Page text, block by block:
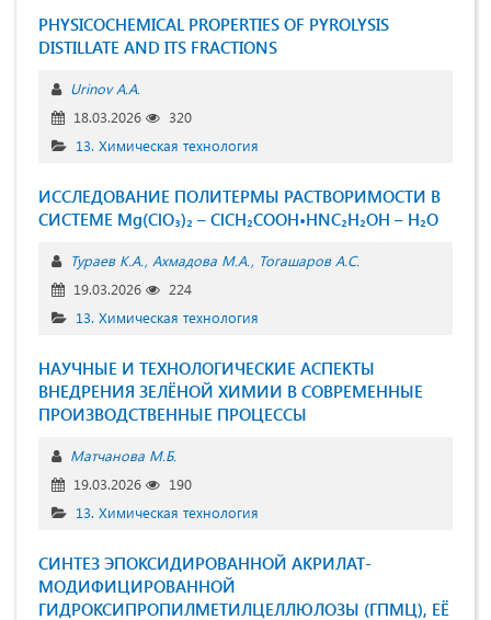
PHYSICOCHEMICAL PROPERTIES OF PYROLYSIS
DISTILLATE AND ITS FRACTIONS
Urinov A.A.
18.03.2026
320
13. Химическая технология
ИССЛЕДОВАНИЕ ПОЛИТЕРМЫ РАСТВОРИМОСТИ В
СИСТЕМЕ Mg(ClO₃)₂ – ClCH₂COOH•HNC₂H₂OH – H₂O
Тураев К.А. Ахмадова М.А. Тогашаров А.С.
19.03.2026
224
13. Химическая технология
НАУЧНЫЕ И ТЕХНОЛОГИЧЕСКИЕ АСПЕКТЫ
ВНЕДРЕНИЯ ЗЕЛЁНОЙ ХИМИИ В СОВРЕМЕННЫЕ
ПРОИЗВОДСТВЕННЫЕ ПРОЦЕССЫ
Матчанова М.Б.
19.03.2026
190
13. Химическая технология
СИНТЕЗ ЭПОКСИДИРОВАННОЙ АКРИЛАТ-
МОДИФИЦИРОВАННОЙ
ГИДРОКСИПРОПИЛМЕТИЛЦЕЛЛЮЛОЗЫ (ГПМЦ), ЕЁ